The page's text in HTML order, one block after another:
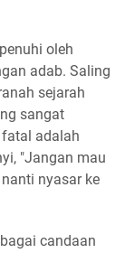
oleh
adab. Saling
sejarah
sangat
adalah
"Jangan mau
nyasar ke
candaan